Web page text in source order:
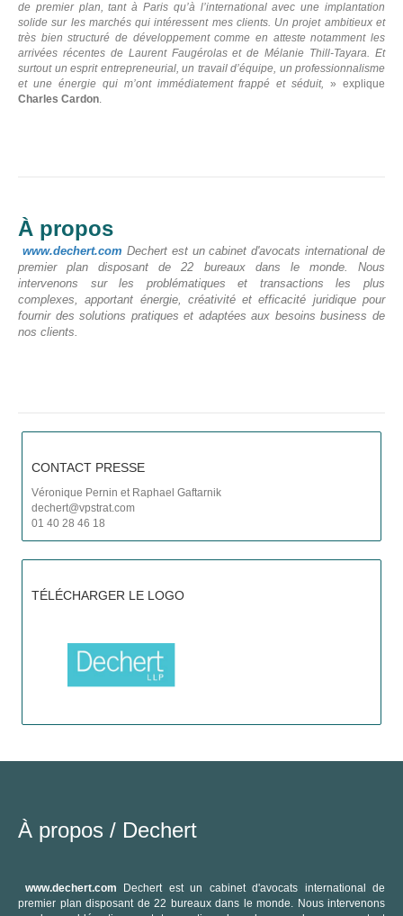
de premier plan, tant à Paris qu’à l’international avec une implantation
solide sur les marchés qui intéressent mes clients. Un projet ambitieux et
très bien structuré de développement comme en atteste notamment les
arrivées récentes de Laurent Faugérolas et de Mélanie Thill-Tayara. Et
surtout un esprit entrepreneurial, un travail d’équipe, un professionnalisme
et une énergie qui m’ont immédiatement frappé et séduit,» explique
Charles Cardon.
À propos
www.dechert.com Dechert est un cabinet d'avocats international de
premier plan disposant de 22 bureaux dans le monde. Nous
intervenons sur les problématiques et transactions les plus
complexes, apportant énergie, créativité et efficacité juridique pour
fournir des solutions pratiques et adaptées aux besoins business de
nos clients.
CONTACT PRESSE
Véronique Pernin et Raphael Gaftarnik
dechert@vpstrat.com
01 40 28 46 18
TÉLÉCHARGER LE LOGO
À propos / Dechert
www.dechert.com Dechert est un cabinet d'avocats international de
premier plan disposant de 22 bureaux dans le monde. Nous intervenons